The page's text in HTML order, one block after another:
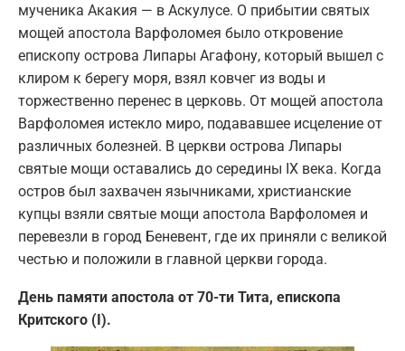
мученика Акакия — в Аскулусе. О прибытии святых
мощей апостола Варфоломея было откровение
епископу острова Липары Агафону, который вышел с
клиром к берегу моря, взял ковчег из воды и
торжественно перенес в церковь. От мощей апостола
Варфоломея истекло миро, подававшее исцеление от
различных болезней. В церкви острова Липары
святые мощи оставались до середины IХ века. Когда
остров был захвачен язычниками, христианские
купцы взяли святые мощи апостола Варфоломея и
перевезли в город Беневент, где их приняли с великой
честью и положили в главной церкви города.
День памяти апостола от 70-ти Тита, епископа
Критского (I).